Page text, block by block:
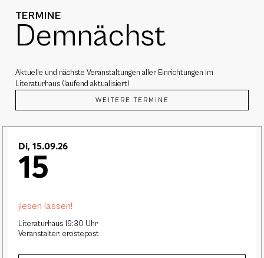
TERMINE
Demnächst
Aktuelle und nächste Veranstaltungen aller Einrichtungen im
Literaturhaus (laufend aktualisiert)
WEITERE TERMINE
Di, 15.09.26
15
Literaturhaus 19:30 Uhr
Veranstalter: erostepost
¡lesen lassen!